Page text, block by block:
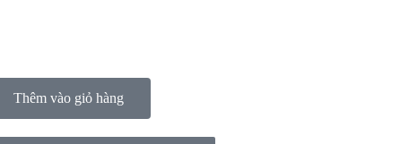
Thêm vào giỏ hàng